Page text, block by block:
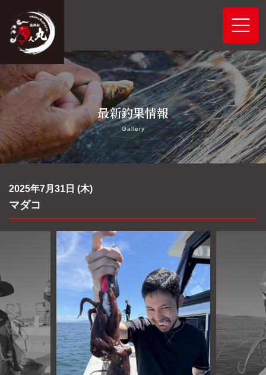
ホーム
システムご案内
最新釣果情報
船舶概要
よくあるご質問
プライバシーポリシー
お問い合わせ
お知らせ
最新釣果情報
Gallery
2025年7月31日 (木)
マダコ